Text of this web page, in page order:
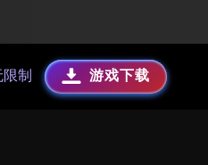
制 游戏下载